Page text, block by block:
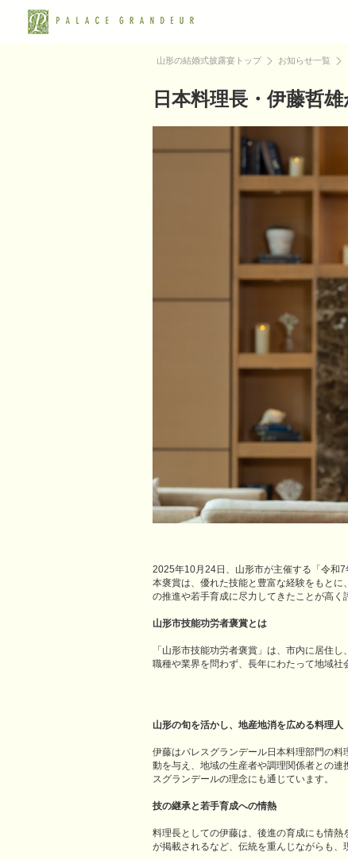
山形の結婚式披露宴トップ お知らせ一覧
日本料理長・伊藤哲
2025年10月24日、山形市が主催する「令和
本褒賞は、優れた技能と豊富な経験をもと
の推進や若手育成に尽力してきたことが高く
山形市技能功労者褒賞とは
「山形市技能功労者褒賞」は、市内に居住
職種や業界を問わず、長年にわたって地域社
山形の旬を活かし、地産地消を広める料理人
伊藤はパレスグランデール日本料理部門の
動を与え、地域の生産者や調理関係者との
スグランデールの理念にも通じています。
技の継承と若手育成への情熱
料理長としての伊藤は、後進の育成にも情
が掲載されるなど、伝統を重んじながらも、